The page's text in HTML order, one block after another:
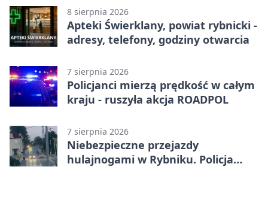
otwarcia
8 sierpnia 2026
Apteki Świerklany, powiat rybnicki -
adresy, telefony, godziny otwarcia
7 sierpnia 2026
Policjanci mierzą prędkość w całym
kraju - ruszyła akcja ROADPOL
7 sierpnia 2026
Niebezpieczne przejazdy
hulajnogami w Rybniku. Policja